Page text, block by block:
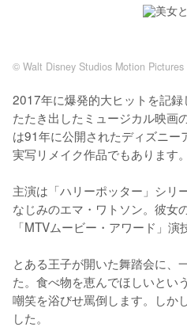
© Walt Disney Studios Motion Pictures
2017年に爆発的大ヒットを記
たたき出したミュージカル映画
は91年に公開されたディズニ
実写リメイク作品でもあります。
主演は「ハリーポッター」シリ
なじみのエマ・ワトソン。彼女
「MTVムービー・アワード」演
とある王子が開いた舞踏会に、
た。食べ物を恵んでほしいとい
嘲笑を浴びせ罵倒します。しか
した。